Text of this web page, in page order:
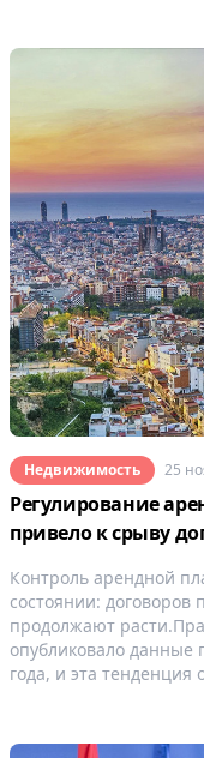
Недвижимость 25
Регулирование
привело к срыву
Контроль арендной
состоянии:
продолжают
опубликовало данные
года, и эта тенденция